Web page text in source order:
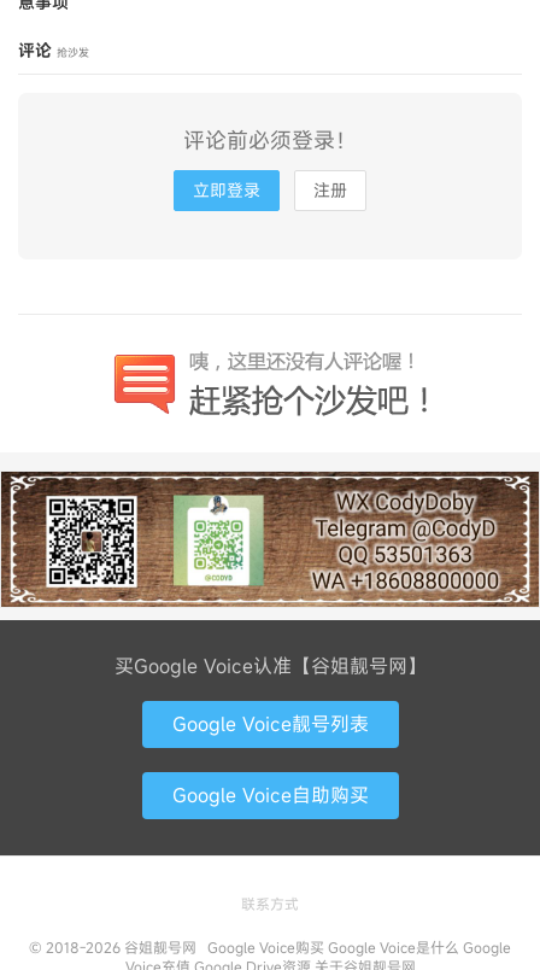
评论 抢沙发
评论前必须登录！
立即登录 注册
买Google Voice认准【谷姐靓号网】
Google Voice靓号列表
Google Voice自助购买
联系方式
© 2018-2026 谷姐靓号网 Google Voice购买 Google Voice是什么 Google
Voice充值 Google Drive资源 关于谷姐靓号网